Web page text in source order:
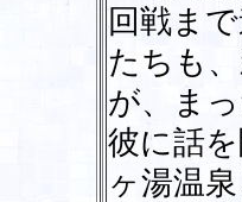
回戦ま
たちも
が、ま
彼に話
ヶ湯温